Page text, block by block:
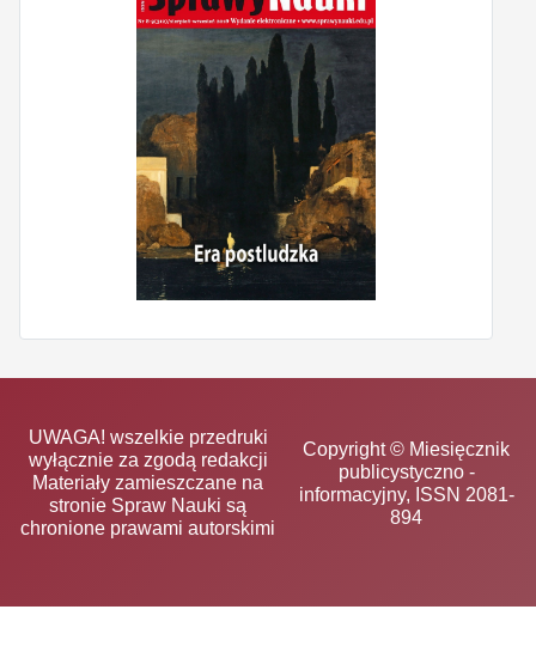
UWAGA! wszelkie przedruki
wyłącznie za zgodą redakcji
Materiały zamieszczane na
stronie Spraw Nauki są
chronione prawami autorskimi
Copyright © Miesięcznik
publicystyczno -
informacyjny, ISSN 2081-
894